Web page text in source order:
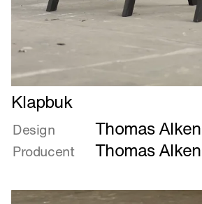
Læs
mere
om
Klapbuk
Klapbuk
Design Thomas Alken
Producent Thomas Alken